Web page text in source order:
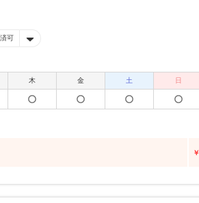
可
木 金 土 日
￥